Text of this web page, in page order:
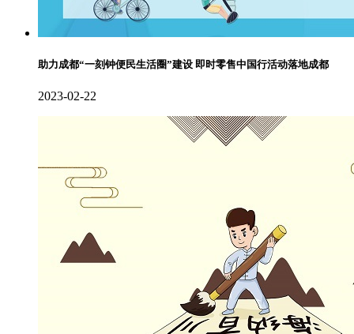
助力成都“一刻钟便民生活圈”建设 即时零售中国行活动落地成都
2023-02-22